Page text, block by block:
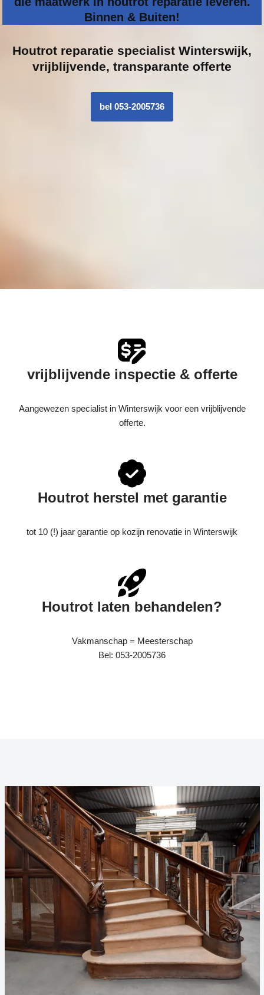
Binnen & Buiten!
Houtrot reparatie specialist Winterswijk,
vrijblijvende, transparante offerte
bel 053-2005736
vrijblijvende inspectie & offerte
Aangewezen specialist in Winterswijk voor een vrijblijvende
offerte.
Houtrot herstel met garantie
tot 10 (!) jaar garantie op kozijn renovatie in Winterswijk
Houtrot laten behandelen?
Vakmanschap = Meesterschap
Bel: 053-2005736